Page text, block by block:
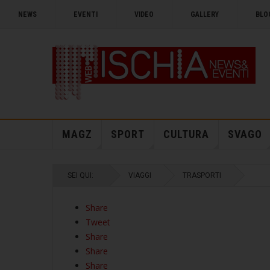
NEWS EVENTI VIDEO GALLERY
MAGZ SPORT CULTURA SVAGO
SEI QUI: VIAGGI TRASPORTI
Share
Tweet
Share
Share
Share